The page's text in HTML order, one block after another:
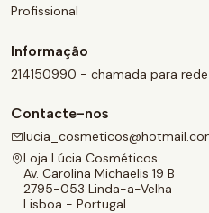
Profissional
Informação
214150990 - chamada para rede
Contacte-nos
Loja Lúcia Cosméticos
Av. Carolina Michaelis 19 B
2795-053 Linda-a-Velha
Lisboa - Portugal